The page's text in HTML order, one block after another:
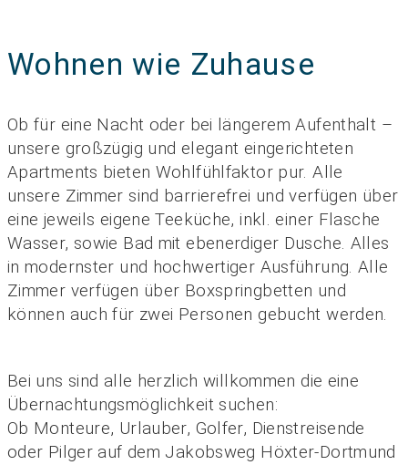
Wohnen wie Zuhause
Ob für eine Nacht oder bei längerem Aufenthalt –
unsere großzügig und elegant eingerichteten
Apartments bieten Wohlfühlfaktor pur. Alle
unsere Zimmer sind barrierefrei und verfügen über
eine jeweils eigene Teeküche, inkl. einer Flasche
Wasser, sowie Bad mit ebenerdiger Dusche. Alles
in modernster und hochwertiger Ausführung. Alle
Zimmer verfügen über Boxspringbetten und
können auch für zwei Personen gebucht werden.
Bei uns sind alle herzlich willkommen die eine
Übernachtungsmöglichkeit suchen:
Ob Monteure, Urlauber, Golfer, Dienstreisende
oder Pilger auf dem Jakobsweg Höxter-Dortmund